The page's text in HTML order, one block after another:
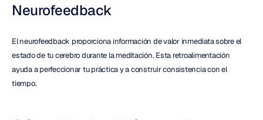
Neurofeedback
El neurofeedback proporciona información de valor inmediata sobre el
estado de tu cerebro durante la meditación. Esta retroalimentación
ayuda a perfeccionar tu práctica y a construir consistencia con el
tiempo.